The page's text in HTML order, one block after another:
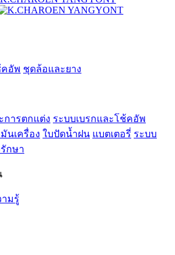
อัพ ชุดล้อและยาง
การตกแต่ง ระบบเบรกและโช้คอัพ
นเครื่อง ใบปัดน้ำฝน แบตเตอรี่ ระบบ
กษา
มรู้